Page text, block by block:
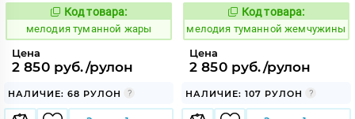
966275
Код товара:
мелодия туманной жары
Цена
2 850 руб./рулон
НАЛИЧИЕ: 68 РУЛОН
966276
Код товара:
мелодия туманной жемчужины
Цена
2 850 руб./рулон
НАЛИЧИЕ: 107 РУЛОН